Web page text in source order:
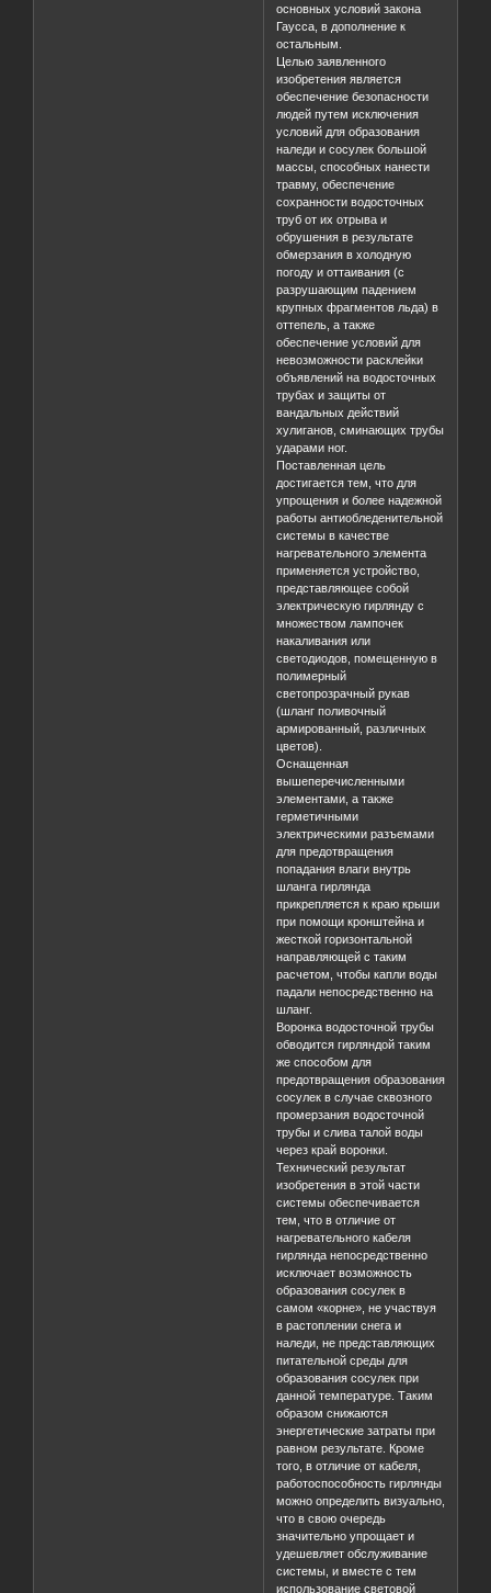
основных условий закона
Гаусса, в дополнение к
остальным.
Целью заявленного
изобретения является
обеспечение безопасности
людей путем исключения
условий для образования
наледи и сосулек большой
массы, способных нанести
травму, обеспечение
сохранности водосточных
труб от их отрыва и
обрушения в результате
обмерзания в холодную
погоду и оттаивания (с
разрушающим падением
крупных фрагментов льда) в
оттепель, а также
обеспечение условий для
невозможности расклейки
объявлений на водосточных
трубах и защиты от
вандальных действий
хулиганов, сминающих трубы
ударами ног.
Поставленная цель
достигается тем, что для
упрощения и более надежной
работы антиобледенительной
системы в качестве
нагревательного элемента
применяется устройство,
представляющее собой
электрическую гирлянду с
множеством лампочек
накаливания или
светодиодов, помещенную в
полимерный
светопрозрачный рукав
(шланг поливочный
армированный, различных
цветов).
Оснащенная
вышеперечисленными
элементами, а также
герметичными
электрическими разъемами
для предотвращения
попадания влаги внутрь
шланга гирлянда
прикрепляется к краю крыши
при помощи кронштейна и
жесткой горизонтальной
направляющей с таким
расчетом, чтобы капли воды
падали непосредственно на
шланг.
Воронка водосточной трубы
обводится гирляндой таким
же способом для
предотвращения образования
сосулек в случае сквозного
промерзания водосточной
трубы и слива талой воды
через край воронки.
Технический результат
изобретения в этой части
системы обеспечивается
тем, что в отличие от
нагревательного кабеля
гирлянда непосредственно
исключает возможность
образования сосулек в
самом «корне», не участвуя
в растоплении снега и
наледи, не представляющих
питательной среды для
образования сосулек при
данной температуре. Таким
образом снижаются
энергетические затраты при
равном результате. Кроме
того, в отличие от кабеля,
работоспособность гирлянды
можно определить визуально,
что в свою очередь
значительно упрощает и
удешевляет обслуживание
системы, и вместе с тем
использование световой